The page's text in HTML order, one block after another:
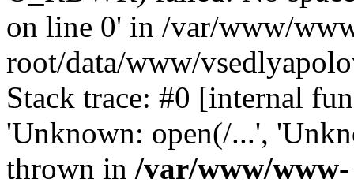
on line 0' in /var/www/
root/data/www/
Stack trace: #0 [internal
'Unknown: open(/...',
thrown in /var/www/www-